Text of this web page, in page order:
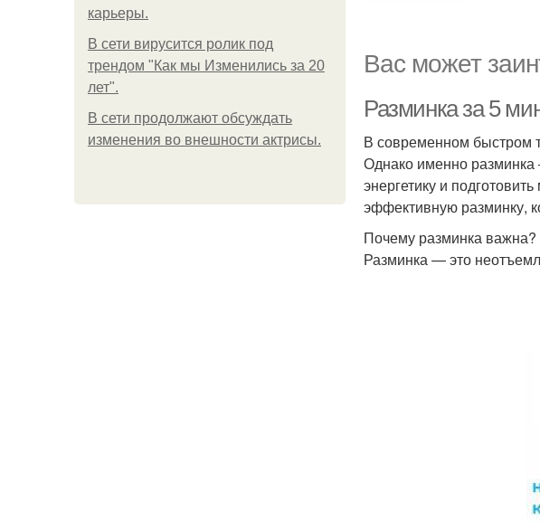
карьеры.
В сети вирусится ролик под
трендом "Как мы Изменились за 20
лет".
В сети продолжают обсуждать
изменения во внешности актрисы.
Вас может
Разминка за 5
В современном быстром
Однако именно разминка
энергетику и
эффективную разминку,
Почему разминка важна?
Разминка — это